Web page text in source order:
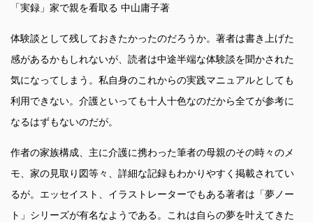
「実録」家で親を看取る 中山庸子著
体験談として残しておきたかったのだろうか。著者は書き上げた
感があるかもしれないが、読者は中途半端な体験談を聞かされた
気になってしまう。私自身のこれからの実践マニュアルとしても
利用できない。介護といっても十人十色なのだから全てが参考に
なるはずもないのだが。
作者の家族構成、主に介護に携わった筆者の母親のその時々のメ
モ、家の見取り図等々、詳細な記録もわかりやすく掲載されてい
るが。エッセイスト、イラストレーターでもある著者は「夢ノー
ト」シリーズが有名なようである。これは自らの夢を叶えてきた